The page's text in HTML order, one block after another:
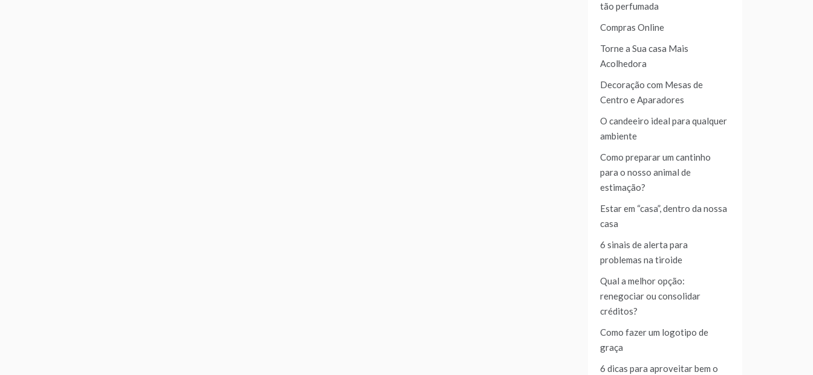
tão perfumada
Compras Online
Torne a Sua casa Mais
Acolhedora
Decoração com Mesas de
Centro e Aparadores
O candeeiro ideal para qualquer
ambiente
Como preparar um cantinho
para o nosso animal de
estimação?
Estar em “casa”, dentro da nossa
casa
6 sinais de alerta para
problemas na tiroide
Qual a melhor opção:
renegociar ou consolidar
créditos?
Como fazer um logotipo de
graça
6 dicas para aproveitar bem o